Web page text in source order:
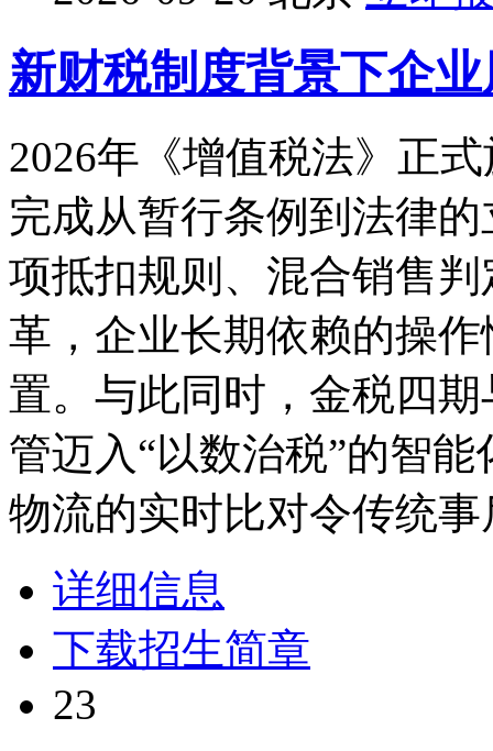
新财税制度背景下企
2026年《增值税法》正
完成从暂行条例到法律
项抵扣规则、混合销售
革，企业长期依赖的操
置。与此同时，金税四
管迈入“以数治税”的智
物流的实时比对令传统
详细信息
下载招生简章
23